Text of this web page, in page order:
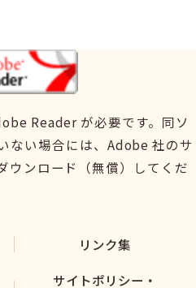
Reader が必要です。同ソ
ない場合には、Adobe 社のサ
ウンロード（無償）してくだ
リンク集
サイトポリシー・